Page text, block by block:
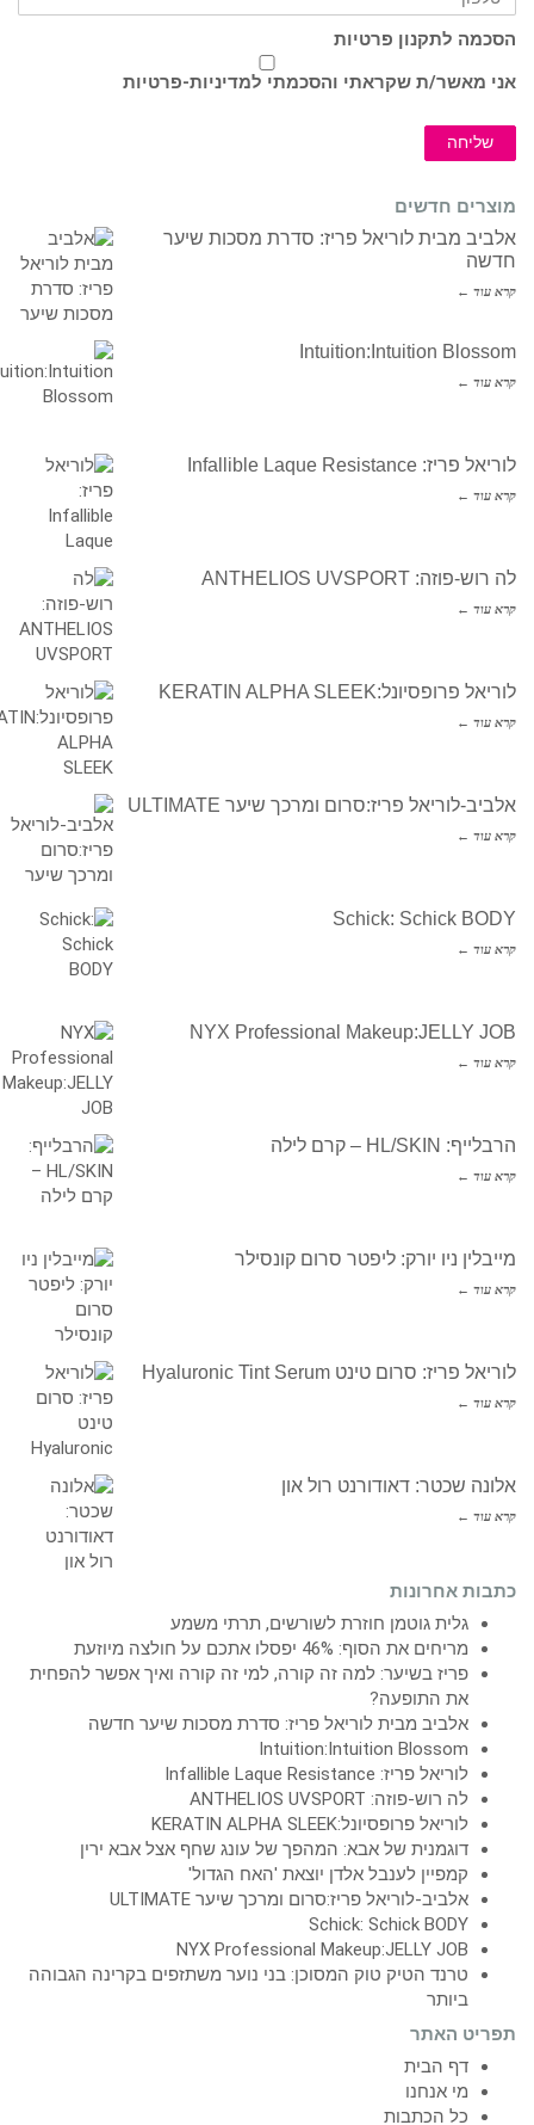
הסכמה לתקנון פרטיות
אני מאשר/ת שקראתי והסכמתי למדיניות-פרטיות
שליחה
מוצרים חדשים
אלביב מבית לוריאל פריז: סדרת מסכות שיער
חדשה
קרא עוד ←
Intuition:Intuition Blossom
קרא עוד ←
לוריאל פריז: Infallible Laque Resistance
קרא עוד ←
לה רוש-פוזה: ANTHELIOS UVSPORT
קרא עוד ←
לוריאל פרופסיונל:KERATIN ALPHA SLEEK
קרא עוד ←
אלביב-לוריאל פריז:סרום ומרכך שיער ULTIMATE
קרא עוד ←
Schick: Schick BODY
קרא עוד ←
NYX Professional Makeup:JELLY JOB
קרא עוד ←
הרבלייף: HL/SKIN – קרם לילה
קרא עוד ←
מייבלין ניו יורק: ליפטר סרום קונסילר
קרא עוד ←
לוריאל פריז: סרום טינט Hyaluronic Tint Serum
קרא עוד ←
אלונה שכטר: דאודורנט רול און
קרא עוד ←
כתבות אחרונות
גלית גוטמן חוזרת לשורשים, תרתי משמע
מריחים את הסוף: 46% יפסלו אתכם על חולצה מיוזעת
פריז בשיער: למה זה קורה, למי זה קורה ואיך אפשר להפחית
את התופעה?
אלביב מבית לוריאל פריז: סדרת מסכות שיער חדשה
Intuition:Intuition Blossom
לוריאל פריז: Infallible Laque Resistance
לה רוש-פוזה: ANTHELIOS UVSPORT
לוריאל פרופסיונל:KERATIN ALPHA SLEEK
דוגמנית של אבא: המהפך של עונג שחף אצל אבא ירין
קמפיין לענבל אלדן יוצאת 'האח הגדול'
אלביב-לוריאל פריז:סרום ומרכך שיער ULTIMATE
Schick: Schick BODY
NYX Professional Makeup:JELLY JOB
טרנד הטיק טוק המסוכן: בני נוער משתזפים בקרינה הגבוהה
ביותר
תפריט האתר
דף הבית
מי אנחנו
כל הכתבות